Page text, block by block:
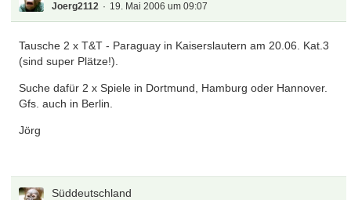
Joerg2112 19. Mai 2006 um 09:07
Tausche 2 x T&T - Paraguay in Kaiserslautern am 20.06. Kat.3
(sind super Plätze!).
Suche dafür 2 x Spiele in Dortmund, Hamburg oder Hannover.
Gfs. auch in Berlin.
Jörg
Süddeutschland